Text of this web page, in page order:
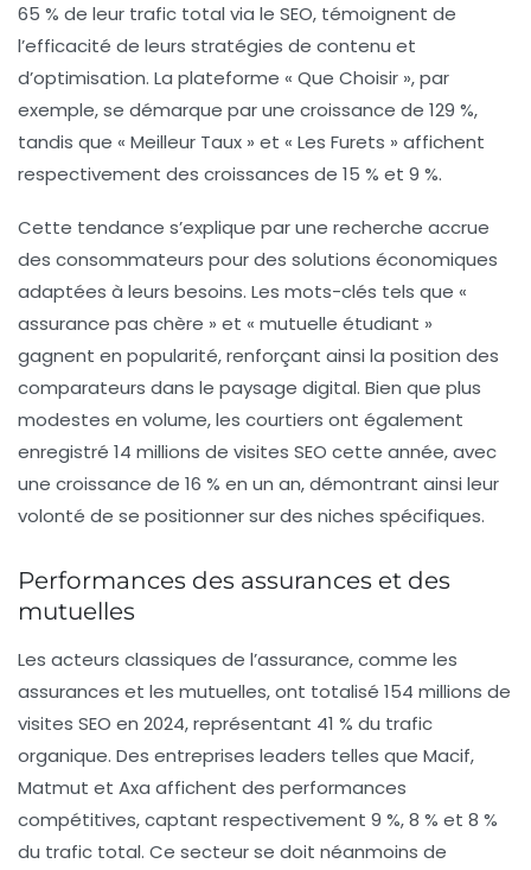
65 % de leur trafic total via le SEO, témoignent de
l’efficacité de leurs stratégies de contenu et
d’optimisation. La plateforme « Que Choisir », par
exemple, se démarque par une croissance de 129 %,
tandis que « Meilleur Taux » et « Les Furets » affichent
respectivement des croissances de 15 % et 9 %.
Cette tendance s’explique par une recherche accrue
des consommateurs pour des solutions économiques
adaptées à leurs besoins. Les mots-clés tels que «
assurance pas chère » et « mutuelle étudiant »
gagnent en popularité, renforçant ainsi la position des
comparateurs dans le paysage digital. Bien que plus
modestes en volume, les courtiers ont également
enregistré 14 millions de visites SEO cette année, avec
une croissance de 16 % en un an, démontrant ainsi leur
volonté de se positionner sur des niches spécifiques.
Performances des assurances et des
mutuelles
Les acteurs classiques de l’assurance, comme les
assurances et les mutuelles, ont totalisé 154 millions de
visites SEO en 2024, représentant 41 % du trafic
organique. Des entreprises leaders telles que Macif,
Matmut et Axa affichent des performances
compétitives, captant respectivement 9 %,8 % et 8 %
du trafic total. Ce secteur se doit néanmoins de